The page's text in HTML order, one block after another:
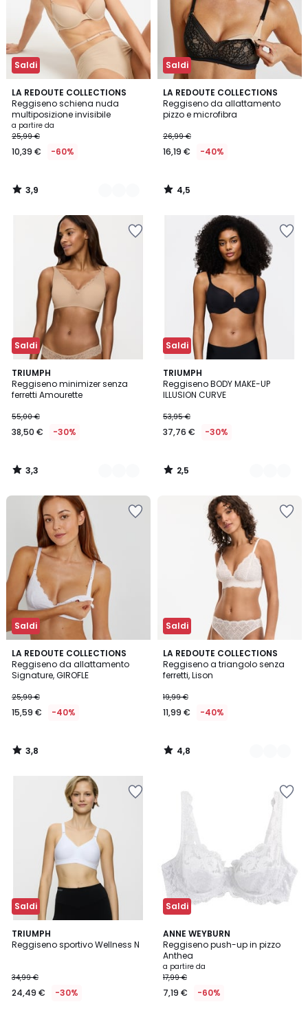
Saldi
LA REDOUTE COLLECTIONS
Reggiseno schiena nuda
multiposizione invisibile
a partire da
25,99 €
10,39 € -60%
3,9
/ 5
2
Colori
3,9
/
Saldi
LA REDOUTE COLLECTIONS
Reggiseno da allattamento
pizzo e microfibra
26,99 €
16,19 € -40%
4,5
/ 5
4,5
/
Saldi
TRIUMPH
Reggiseno minimizer senza
ferretti Amourette
55,00 €
38,50 € -30%
3,3
/ 5
3
Colori
3,3
/
Saldi
TRIUMPH
Reggiseno BODY MAKE-UP
ILLUSION CURVE
53,95 €
37,76 € -30%
2,5
/ 5
3
Colori
2,5
/
Saldi
LA REDOUTE COLLECTIONS
Reggiseno da allattamento
Signature, GIROFLE
25,99 €
15,59 € -40%
3,8
/ 5
3,8
/
Saldi
LA REDOUTE COLLECTIONS
Reggiseno a triangolo senza
ferretti, Lison
19,99 €
11,99 € -40%
4,8
/ 5
3
Colori
4,8
/
Saldi
TRIUMPH
Reggiseno sportivo Wellness N
34,99 €
24,49 € -30%
4,5
/ 5
2
Colori
Saldi
ANNE WEYBURN
Reggiseno push-up in pizzo
Anthea
a partire da
17,99 €
7,19 € -60%
4,4
/ 5
6
Colori